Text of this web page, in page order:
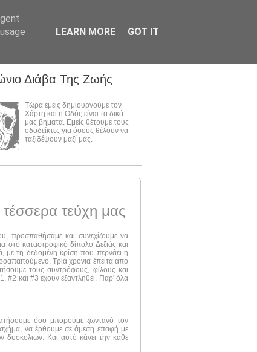
Διάβα Της Ζωής
Τώρα εμείς δημιουργούμε τον
Χάρτη και η Οδός είναι τα δικά
μας βήματα. Εμείς θέτουμε τους
οδοδείκτες για όσους θέλουν να
ταξιδέψουν μαζί μας.
τεύχη μας
προσπαθήσαμε και συνεχίζουμε να
στο καταστροφικό δίπολο Δεξιάς και
με τη δεδομένη κρίση που περνάει η
Τρία χρόνια έπειτα από
τους συντρόφους, φίλους και
#2 και #3 έχουν εξαντληθεί. Παρ' όλα
όσο μπορούμε ζωντανό τον
σχήμα, να έρθουμε σε άμεση επαφή με
δυσκολιών. Και αυτό κάνει την κάθε
LEARN MORE GOT IT